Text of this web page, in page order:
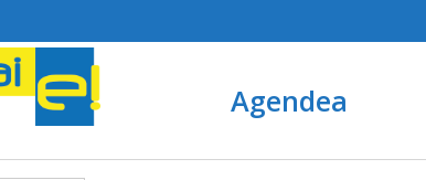
Agendea